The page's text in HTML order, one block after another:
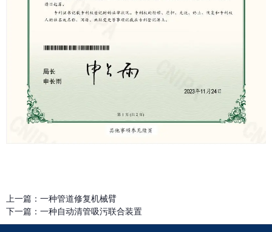
上一篇： 一种管道修复机械臂
下一篇： 一种自动清管吸污联合装置